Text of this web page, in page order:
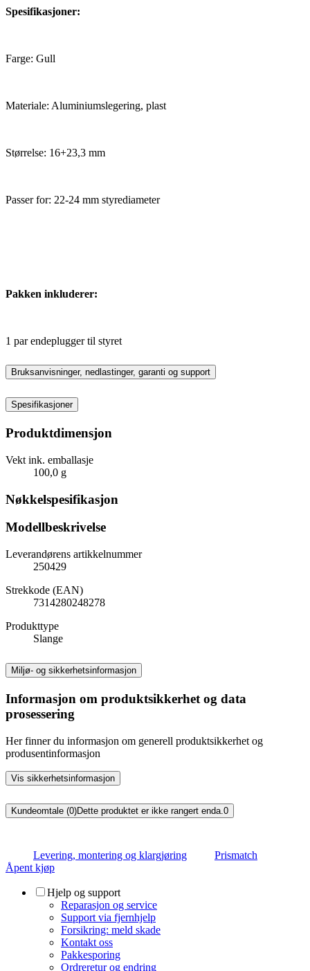
Spesifikasjoner:
Farge: Gull
Materiale: Aluminiumslegering, plast
Størrelse: 16+23,3 mm
Passer for: 22-24 mm styrediameter
Pakken inkluderer:
1 par endeplugger til styret
Bruksanvisninger, nedlastinger, garanti og support
Spesifikasjoner
Produktdimensjon
Vekt ink. emballasje
100,0 g
Nøkkelspesifikasjon
Modellbeskrivelse
Leverandørens artikkelnummer
250429
Strekkode (EAN)
7314280248278
Produkttype
Slange
Miljø- og sikkerhetsinformasjon
Informasjon om produktsikkerhet og data
prosessering
Her finner du informasjon om generell produktsikkerhet og
produsentinformasjon
Vis sikkerhetsinformasjon
Kundeomtale (0)Dette produktet er ikke rangert enda. 0
Levering, montering og klargjøring
Prismatch
Åpent kjøp
Hjelp og support
Reparasjon og service
Support via fjernhjelp
Forsikring: meld skade
Kontakt oss
Pakkesporing
Ordreretur og endring